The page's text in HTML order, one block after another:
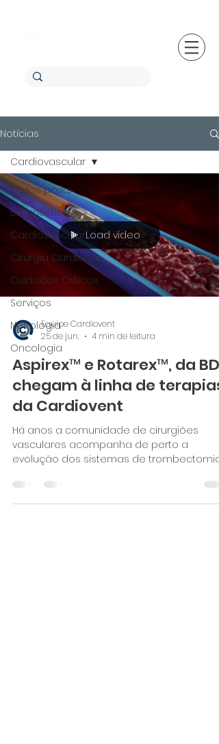
Notícias
Todos posts
Diagnóstico
Cardiovascular
Cirurgia Cardíaca
Cuidados Críticos
Serviços
Nefrologia
Oncologia
Cardiovascular
Load video
Equipe Cardiovent
25 de jun.
4 min de leitura
Aspirex™ e Rotarex™, da BD,
chegam à linha de terapias
da Cardiovent
Há anos a comunidade de cirurgiões
vasculares acompanha de perto a
evolução dos sistemas de trombectomia
especial os cateteres Aspirex™ e Rotarex™
da BD, tratamentos consolidados